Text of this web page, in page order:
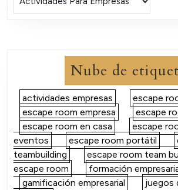
Nube de
actividades empresas
escape
escape room empresa
escape
escape room en casa
escape
eventos
escape room portátil
teambuilding
escape room team
escape room
formación
gamificación empresarial
juegos